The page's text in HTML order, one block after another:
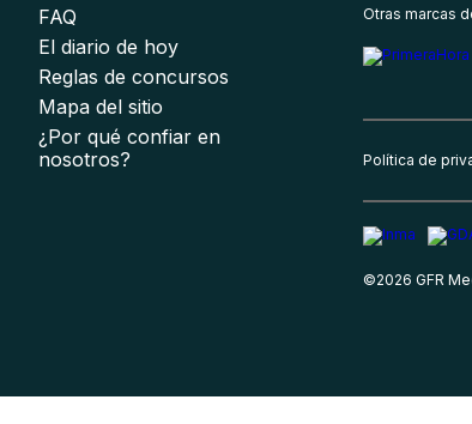
FAQ
El diario de hoy
Reglas de concursos
Mapa del sitio
¿Por qué confiar en
nosotros?
Otras marcas
Política de
©2026 GFR